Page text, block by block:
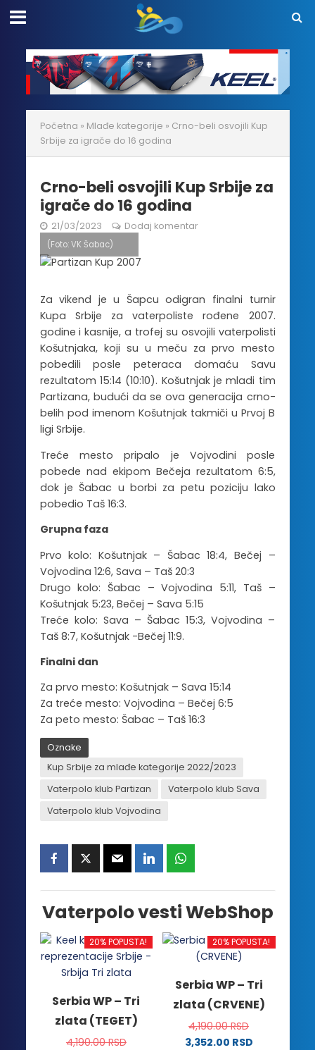
Početna » Mlađe kategorije » Crno-beli osvojili Kup
Srbije za igrače do 16 godina
Crno-beli osvojili Kup Srbije za
igrače do 16 godina
21/03/2023 Dodaj komentar
(Foto: VK Šabac)
Za vikend je u Šapcu odigran finalni turnir
Kupa Srbije za vaterpoliste rođene 2007.
godine i kasnije, a trofej su osvojili vaterpolisti
Košutnjaka, koji su u meču za prvo mesto
pobedili posle peteraca domaću Savu
rezultatom 15:14 (10:10). Košutnjak je mladi tim
Partizana, budući da se ova generacija crno-
belih pod imenom Košutnjak takmiči u Prvoj B
ligi Srbije.
Treće mesto pripalo je Vojvodini posle
pobede nad ekipom Bečeja rezultatom 6:5,
dok je Šabac u borbi za petu poziciju lako
pobedio Taš 16:3.
Grupna faza
Prvo kolo: Košutnjak – Šabac 18:4, Bečej –
Vojvodina 12:6, Sava – Taš 20:3
Drugo kolo: Šabac – Vojvodina 5:11, Taš –
Košutnjak 5:23, Bečej – Sava 5:15
Treće kolo: Sava – Šabac 15:3, Vojvodina –
Taš 8:7, Košutnjak -Bečej 11:9.
Finalni dan
Za prvo mesto: Košutnjak – Sava 15:14
Za treće mesto: Vojvodina – Bečej 6:5
Za peto mesto: Šabac – Taš 16:3
Oznake
Kup Srbije za mlađe kategorije 2022/2023
Vaterpolo klub Partizan
Vaterpolo klub Sava
Vaterpolo klub Vojvodina
Vaterpolo vesti WebShop
20% POPUSTA!
Serbia WP – Tri
zlata (TEGET)
4,190.00RSD
20% POPUSTA!
Serbia WP – Tri
zlata (CRVENE)
4,190.00RSD
3,352.00 RSD